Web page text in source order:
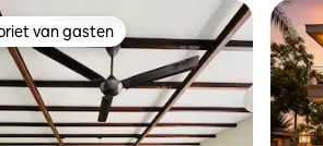
van gasten
van gasten